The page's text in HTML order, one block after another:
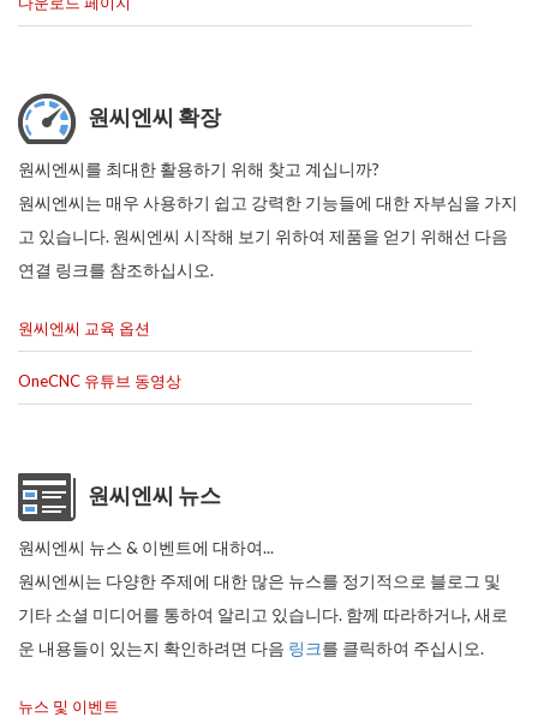
원씨엔씨 확장
원씨엔씨를 최대한 활용하기 위해 찾고 계십니까?
원씨엔씨는 매우 사용하기 쉽고 강력한 기능들에 대한 자부심을 가지
고 있습니다. 원씨엔씨 시작해 보기 위하여 제품을 얻기 위해선 다음
연결 링크를 참조하십시오.
원씨엔씨 교육 옵션
OneCNC 유튜브 동영상
원씨엔씨 뉴스
원씨엔씨 뉴스 & 이벤트에 대하여...
원씨엔씨는 다양한 주제에 대한 많은 뉴스를 정기적으로 블로그 및
기타 소셜 미디어를 통하여 알리고 있습니다. 함께 따라하거나, 새로
운 내용들이 있는지 확인하려면 다음 링크를 클릭하여 주십시오.
뉴스 및 이벤트